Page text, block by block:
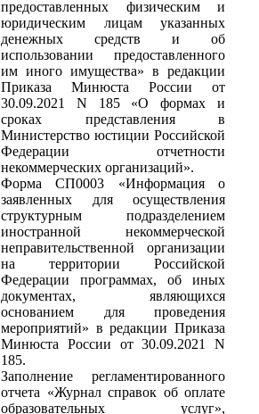
предоставленных физическим и
юридическим лицам указанных
денежных средств и об
использовании предоставленного
им иного имущества» в редакции
Приказа Минюста России от
30.09.2021 N 185 «О формах и
сроках представления в
Министерство юстиции Российской
Федерации отчетности
некоммерческих организаций».
Форма СП0003 «Информация о
заявленных для осуществления
структурным подразделением
иностранной некоммерческой
неправительственной организации
на территории Российской
Федерации программах, об иных
документах, являющихся
основанием для проведения
мероприятий» в редакции Приказа
Минюста России от 30.09.2021 N
185.
Заполнение регламентированного
отчета «Журнал справок об оплате
образовательных услуг»,